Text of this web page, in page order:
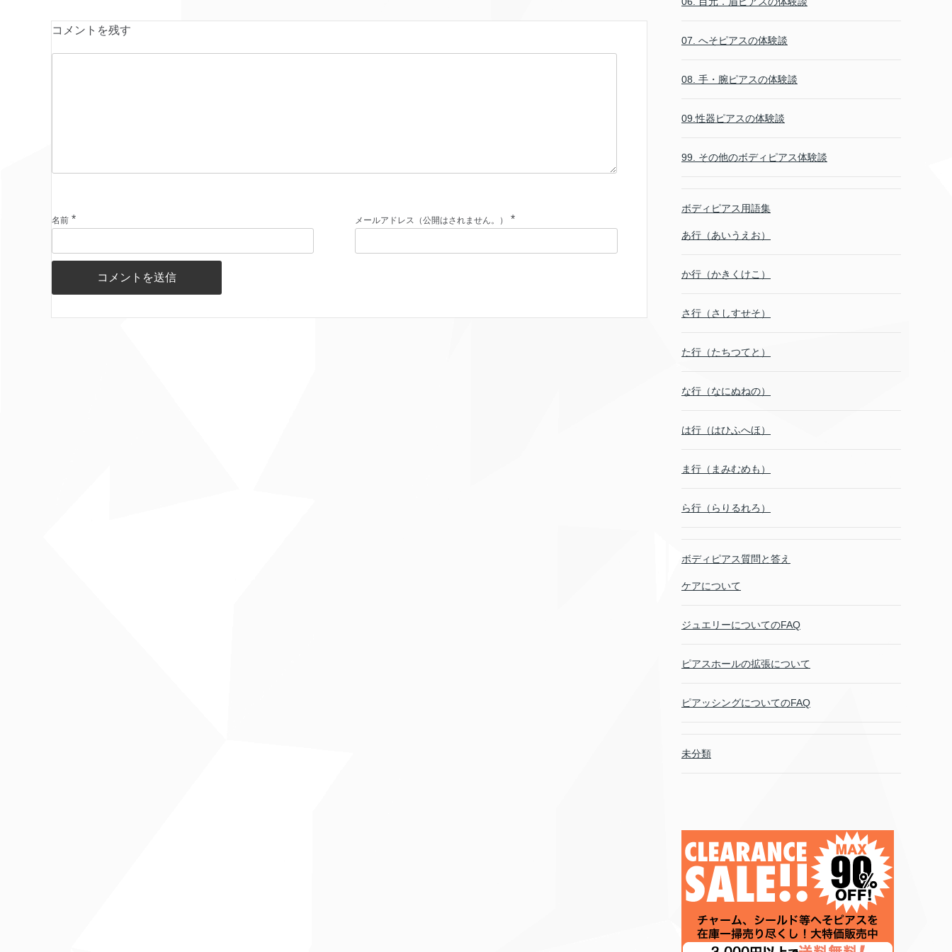
コメントを残す
名前 * メールアドレス（公開はされません。） *
07. へそピアスの体験談
08. 手・腕ピアスの体験談
09.性器ピアスの体験談
99. その他のボディピアス体験談
ボディピアス用語集
あ行（あいうえお）
か行（かきくけこ）
さ行（さしすせそ）
た行（たちつてと）
な行（なにぬねの）
は行（はひふへほ）
ま行（まみむめも）
ら行（らりるれろ）
ボディピアス質問と答え
ケアについて
ジュエリーについてのFAQ
ピアスホールの拡張について
ピアッシングについてのFAQ
未分類